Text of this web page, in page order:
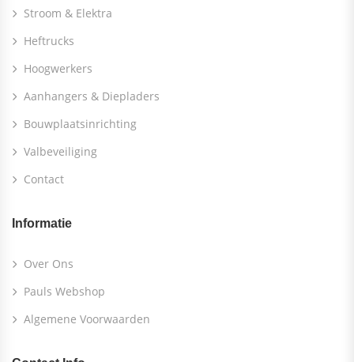
Stroom & Elektra
Heftrucks
Hoogwerkers
Aanhangers & Diepladers
Bouwplaatsinrichting
Valbeveiliging
Contact
Informatie
Over Ons
Pauls Webshop
Algemene Voorwaarden